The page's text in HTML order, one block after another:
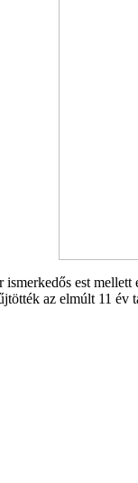
est
az elmúlt 11